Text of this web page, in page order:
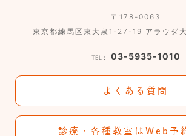
〒178-0063
東京都練馬区東大泉1-27-19 アラウダ
TEL： 03-5935-1010
よくある質問
診療・各種教室はWeb予